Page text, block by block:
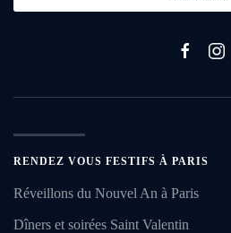
RENDEZ VOUS FESTIFS À PARIS
Réveillons du Nouvel An à Paris
Dîners et soirées Saint Valentin